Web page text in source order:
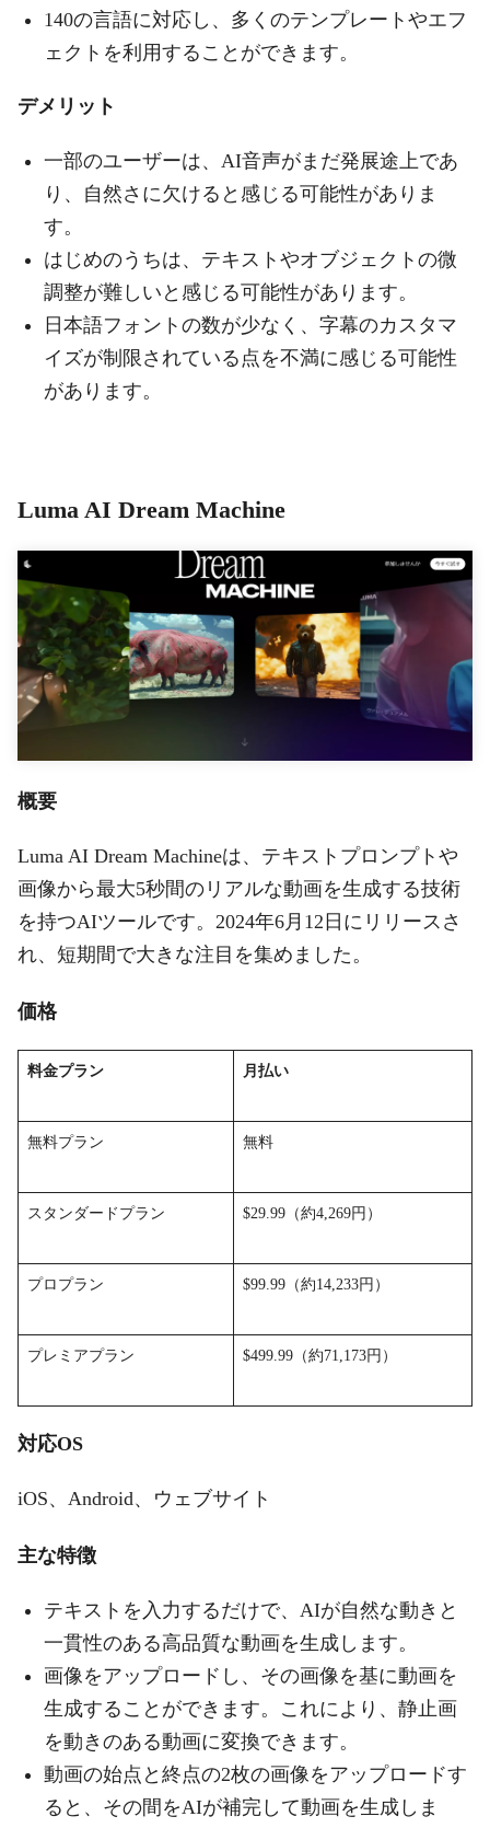
140の言語に対応し、多くのテンプレートやエフ
ェクトを利用することができます。
デメリット
一部のユーザーは、AI音声がまだ発展途上であ
り、自然さに欠けると感じる可能性がありま
す。
はじめのうちは、テキストやオブジェクトの微
調整が難しいと感じる可能性があります。
日本語フォントの数が少なく、字幕のカスタマ
イズが制限されている点を不満に感じる可能性
があります。
Luma AI Dream Machine
概要
Luma AI Dream Machineは、テキストプロンプトや
画像から最大5秒間のリアルな動画を生成する技術
を持つAIツールです。2024年6月12日にリリースさ
れ、短期間で大きな注目を集めました。
価格
料金プラン 月払い
無料プラン 無料
スタンダードプラン $29.99（約4,269円）
プロプラン $99.99（約14,233円）
プレミアプラン $499.99（約71,173円）
対応OS
iOS、Android、ウェブサイト
主な特徴
テキストを入力するだけで、AIが自然な動きと
一貫性のある高品質な動画を生成します。
画像をアップロードし、その画像を基に動画を
生成することができます。これにより、静止画
を動きのある動画に変換できます。
動画の始点と終点の2枚の画像をアップロードす
ると、その間をAIが補完して動画を生成しま